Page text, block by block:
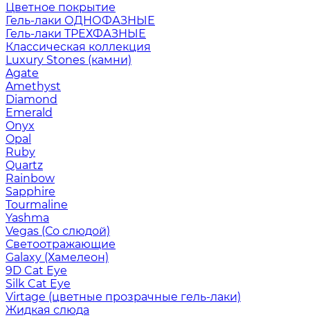
Цветное покрытие
Гель-лаки ОДНОФАЗНЫЕ
Гель-лаки ТРЕХФАЗНЫЕ
Классическая коллекция
Luxury Stones (камни)
Agate
Amethyst
Diamond
Emerald
Onyx
Opal
Ruby
Quartz
Rainbow
Sapphire
Tourmaline
Yashma
Vegas (Со слюдой)
Светоотражающие
Galaxy (Хамелеон)
9D Cat Eye
Silk Cat Eye
Virtage (цветные прозрачные гель-лаки)
Жидкая слюда